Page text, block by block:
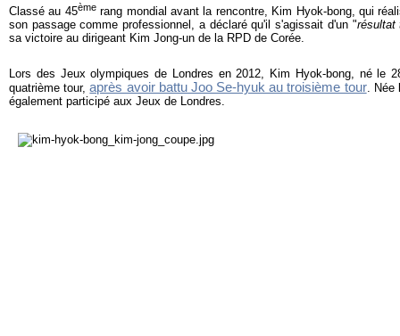
Classé au 45èmerang mondial avant la rencontre, Kim Hyok-bong, qui
son passage comme professionnel, a déclaré qu'il s'agissait d'un "résultat
sa victoire au dirigeant Kim Jong-un de la RPD de Corée.
Lors des Jeux olympiques de Londres en 2012, Kim Hyok-bong, né le
quatrième tour,après avoir battu Joo Se-hyuk au troisième tour. Née
également participé aux Jeux de Londres.